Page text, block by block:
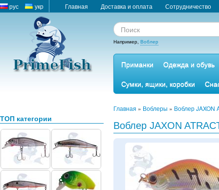
рус укр Главная Доставка и оплата Сотрудничество
Например, Воблер
Приманки
Одежда и обувь
Сумки, ящики, коробки
ТОП категории
Главная » Воблеры » Воблер JAXON
Воблер JAXON